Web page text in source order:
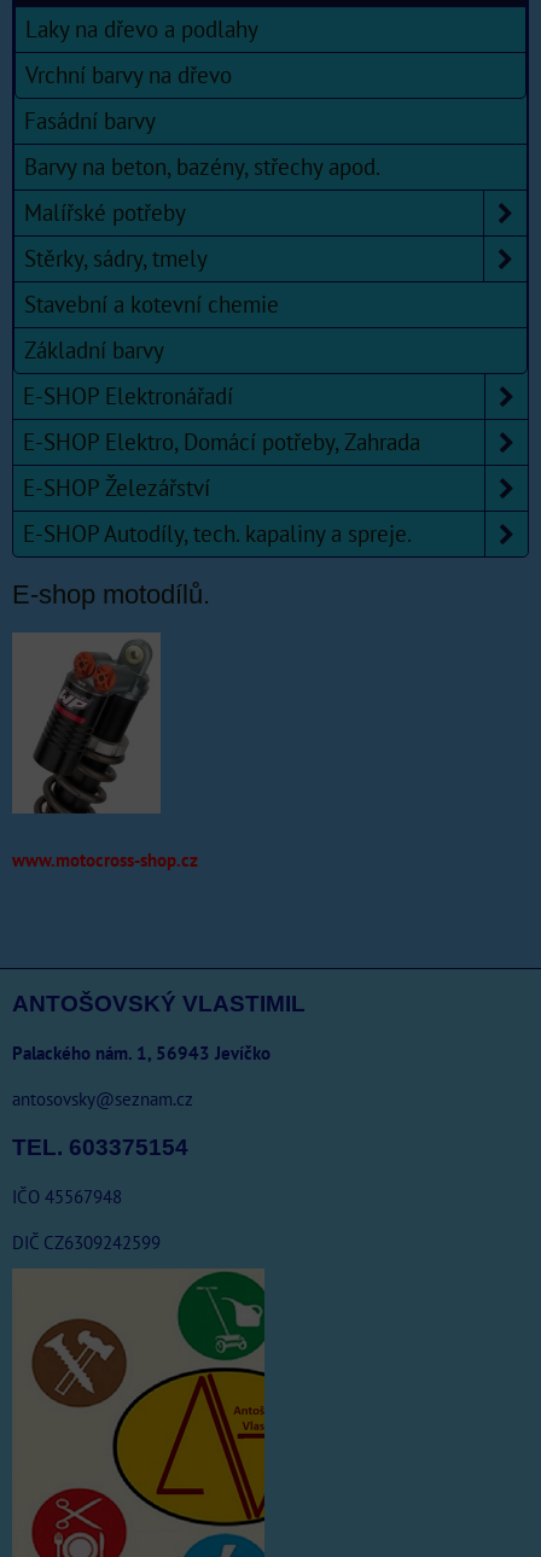
Laky na dřevo a podlahy
Vrchní barvy na dřevo
Fasádní barvy
Barvy na beton, bazény, střechy apod.
Malířské potřeby
Stěrky, sádry, tmely
Stavební a kotevní chemie
Základní barvy
E-SHOP Elektronářadí
E-SHOP Elektro, Domácí potřeby, Zahrada
E-SHOP Železářství
E-SHOP Autodíly, tech. kapaliny a spreje.
E-shop motodílů.
www.motocross-shop.cz
ANTOŠOVSKÝ VLASTIMIL
Palackého nám. 1, 56943 Jevíčko
antosovsky@seznam.cz
TEL. 603375154
IČO 45567948
DIČ CZ6309242599